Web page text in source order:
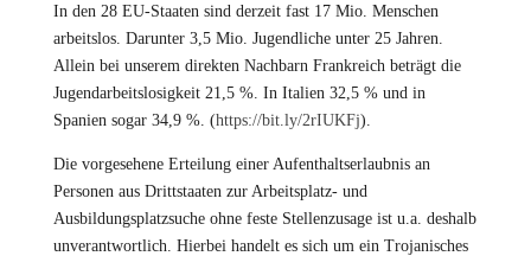
In den 28 EU-Staaten sind derzeit fast 17 Mio. Menschen
arbeitslos. Darunter 3,5 Mio. Jugendliche unter 25 Jahren.
Allein bei unserem direkten Nachbarn Frankreich beträgt die
Jugendarbeitslosigkeit 21,5 %. In Italien 32,5 % und in
Spanien sogar 34,9 %. (https://bit.ly/2rIUKFj).
Die vorgesehene Erteilung einer Aufenthaltserlaubnis an
Personen aus Drittstaaten zur Arbeitsplatz- und
Ausbildungsplatzsuche ohne feste Stellenzusage ist u.a. deshalb
unverantwortlich. Hierbei handelt es sich um ein Trojanisches